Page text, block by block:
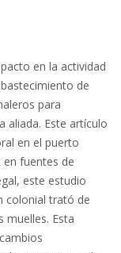
en la actividad
de
para
aliada. Este artículo
en el puerto
en fuentes de
este estudio
colonial trató de
muelles. Esta